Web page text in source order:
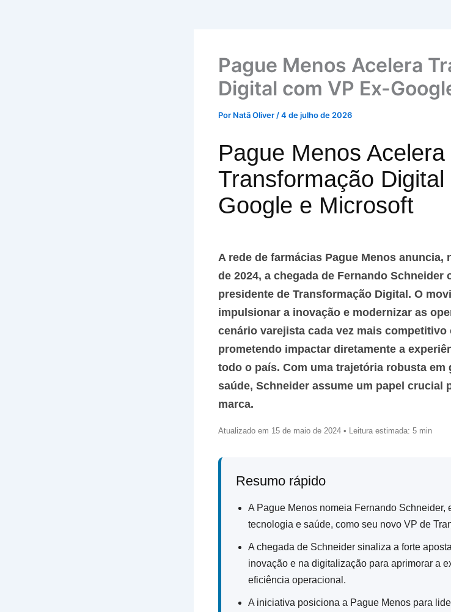
Pague Menos Acelera
Digital com VP Ex-
Por Natã Oliver /4 de julho de 2026
Pague Menos Acelera
Transformação
Google e Microsoft
A rede de farmácias Pague Menos anuncia,
de 2024, a chegada de Fernando Schneider
presidente de Transformação Digital. O
impulsionar a inovação e modernizar as
cenário varejista cada vez mais
prometendo impactar diretamente a
todo o país. Com uma trajetória robusta em
saúde, Schneider assume um papel crucial
marca.
Atualizado em 15 de maio de 2024 • Leitura estimada: 5 min
Resumo rápido
A Pague Menos nomeia Fernando Schneider,
tecnologia e saúde, como seu novo VP de
A chegada de Schneider sinaliza a forte
inovação e na digitalização para aprimorar a
eficiência operacional.
A iniciativa posiciona a Pague Menos para